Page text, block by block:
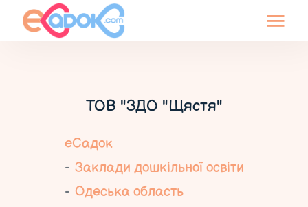
ТОВ "ЗДО "Щястя"
еСадок
Заклади дошкільної освіти
Одеська область